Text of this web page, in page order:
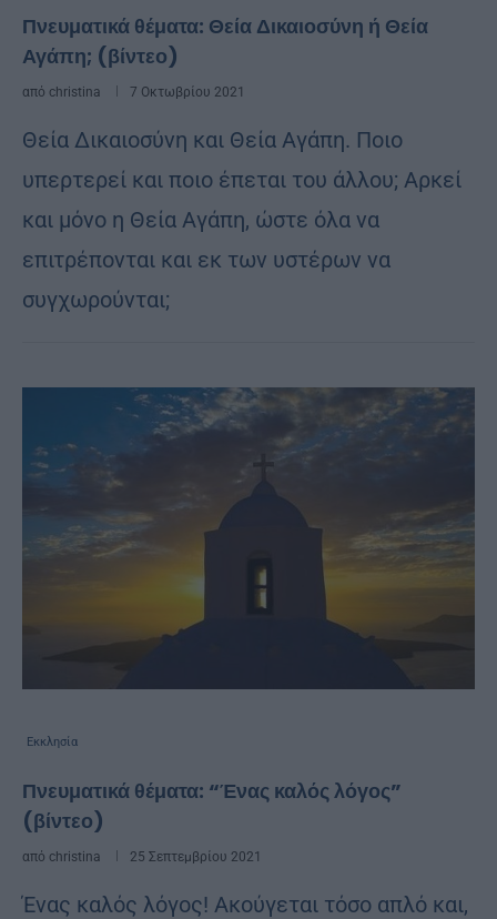
Πνευματικά θέματα: Θεία Δικαιοσύνη ή Θεία
Αγάπη; (βίντεο)
από christina 7 Οκτωβρίου 2021
Θεία Δικαιοσύνη και Θεία Αγάπη. Ποιο
υπερτερεί και ποιο έπεται του άλλου; Αρκεί
και μόνο η Θεία Αγάπη, ώστε όλα να
επιτρέπονται και εκ των υστέρων να
συγχωρούνται;
Εκκλησία
Πνευματικά θέματα: “Ένας καλός λόγος”
(βίντεο)
από christina 25 Σεπτεμβρίου 2021
Ένας καλός λόγος! Ακούγεται τόσο απλό και,